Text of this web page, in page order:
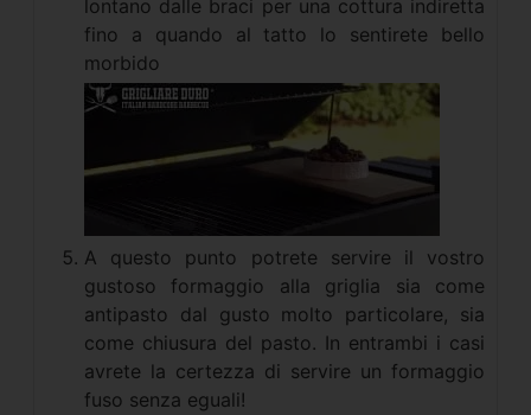
lontano dalle braci per una cottura indiretta
fino a quando al tatto lo sentirete bello
morbido
A questo punto potrete servire il vostro
gustoso formaggio alla griglia sia come
antipasto dal gusto molto particolare, sia
come chiusura del pasto. In entrambi i casi
avrete la certezza di servire un formaggio
fuso senza eguali!